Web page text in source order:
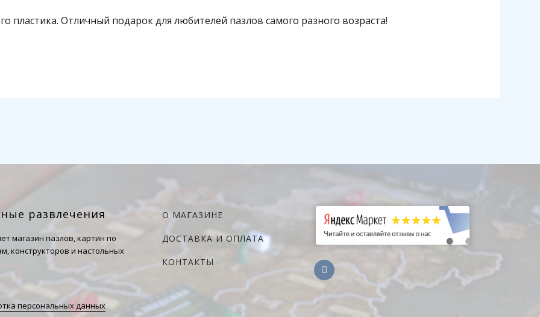
пластика. Отличный подарок для любителей пазлов самого разного возраста!
развлечения
магазин пазлов, картин по
конструкторов и настольных
персональных данных
О МАГАЗИНЕ
ДОСТАВКА И ОПЛАТА
КОНТАКТЫ